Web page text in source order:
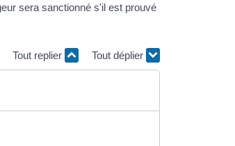
sera sanctionné s'il est prouvé
Tout replier Tout déplier